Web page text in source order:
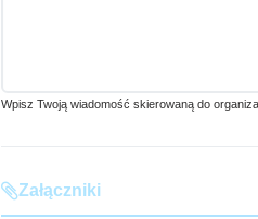
Wpisz Twoją wiadomość skierowaną do
Załączniki